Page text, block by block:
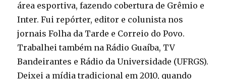
área esportiva, fazendo cobertura de Grêmio e
Inter. Fui repórter, editor e colunista nos
jornais Folha da Tarde e Correio do Povo.
Trabalhei também na Rádio Guaíba, TV
Bandeirantes e Rádio da Universidade (UFRGS).
Deixei a mídia tradicional em 2010, quando